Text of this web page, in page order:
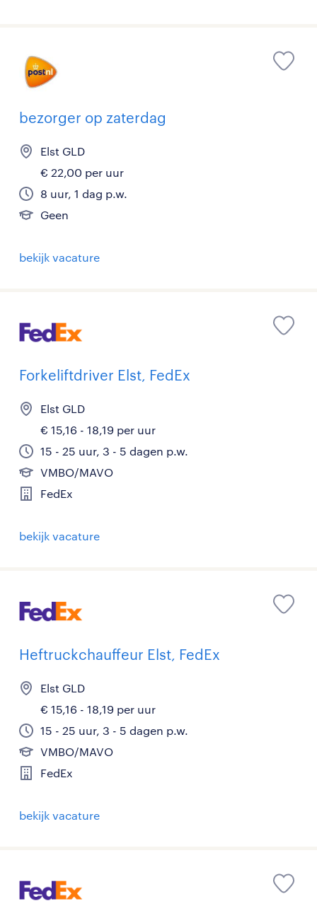
bezorger op zaterdag
Elst GLD
€ 22,00 per uur
8 uur, 1 dag p.w.
Geen
bekijk vacature
Forkeliftdriver Elst, FedEx
Elst GLD
€ 15,16 - 18,19 per uur
15 - 25 uur, 3 - 5 dagen p.w.
VMBO/MAVO
FedEx
bekijk vacature
Heftruckchauffeur Elst, FedEx
Elst GLD
€ 15,16 - 18,19 per uur
15 - 25 uur, 3 - 5 dagen p.w.
VMBO/MAVO
FedEx
bekijk vacature